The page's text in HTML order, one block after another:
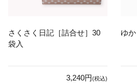
さくさく日記［詰合せ］30
袋入
3,240円(税込)
ゆ